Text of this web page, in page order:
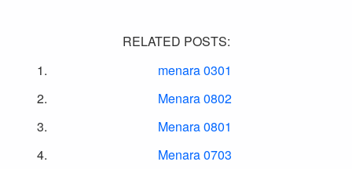
RELATED POSTS:
menara 0301
Menara 0802
Menara 0801
Menara 0703